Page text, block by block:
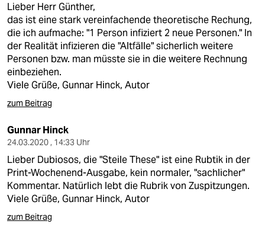
Lieber Herr Günther,
das ist eine stark vereinfachende theoretische Rechung,
die ich aufmache: "1 Person infiziert 2 neue Personen." In
der Realität infizieren die "Altfälle" sicherlich weitere
Personen bzw. man müsste sie in die weitere Rechnung
einbeziehen.
Viele Grüße, Gunnar Hinck, Autor
zum Beitrag
Gunnar Hinck
24.03.2020 , 14:33 Uhr
Lieber Dubiosos, die "Steile These" ist eine Rubtik in der
Print-Wochenend-Ausgabe, kein normaler, "sachlicher"
Kommentar. Natürlich lebt die Rubrik von Zuspitzungen.
Viele Grüße, Gunnar Hinck, Autor
zum Beitrag